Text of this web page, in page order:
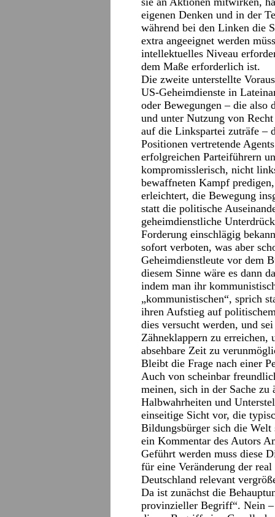
eigenen Denken und in der
während bei den Linken die
extra angeeignet werden
intellektuelles Niveau
dem Maße erforderlich ist.
Die zweite unterstellte
US-Geheimdienste in
oder Bewegungen – die also
und unter Nutzung von
auf die Linkspartei zuträfe –
Positionen vertretende
erfolgreichen Parteiführern
kompromisslerisch, nicht
bewaffneten Kampf
erleichtert, die Bewegung
statt die politische
geheimdienstliche
Forderung einschlägig
sofort verboten, was aber
Geheimdienstleute vor dem
diesem Sinne wäre es dann
indem man ihr
„kommunistischen“, sprich
ihren Aufstieg auf
dies versucht werden, und
Zähneklappern zu erreichen,
absehbare Zeit zu
Bleibt die Frage nach einer
Auch von scheinbar
meinen, sich in der Sache
Halbwahrheiten und
einseitige Sicht vor, die
Bildungsbürger sich die Welt
ein Kommentar des Autors
Geführt werden muss diese
für eine Veränderung der
Deutschland relevant
Da ist zunächst die
provinzieller Begriff“. Nein